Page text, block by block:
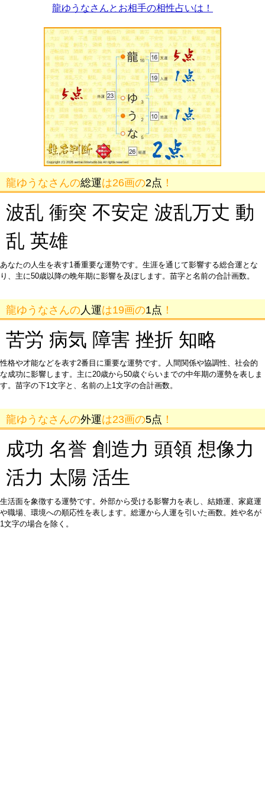
龍ゆうなさんとお相手の相性占いは！
龍ゆうなさんの総運は26画の2点 ！
波乱 衝突 不安定 波乱万丈 動
乱 英雄
あなたの人生を表す1番重要な運勢です。生涯を通じて影響する総合運とな
り、主に50歳以降の晩年期に影響を及ぼします。苗字と名前の合計画数。
龍ゆうなさんの 人運は19画の1点 ！
苦労 病気 障害 挫折 知略
性格や才能などを表す2番目に重要な運勢です。人間関係や協調性、社会的
な成功に影響します。主に20歳から50歳ぐらいまでの中年期の運勢を表しま
す。苗字の下1文字と、名前の上1文字の合計画数。
龍ゆうなさんの外運は23画の5点 ！
成功 名誉 創造力 頭領 想像力
活力 太陽 活生
生活面を象徴する運勢です。外部から受ける影響力を表し、結婚運、家庭運
や職場、環境への順応性を表します。総運から人運を引いた画数。姓や名が
1文字の場合を除く。